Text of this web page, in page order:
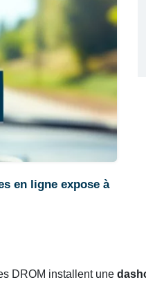
en ligne expose à
DROM installent une